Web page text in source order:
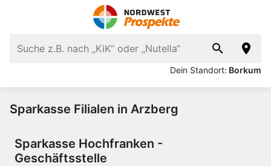
Dein Standort: Borkum
Sparkasse Filialen in Arzberg
Sparkasse Hochfranken -
Geschäftsstelle